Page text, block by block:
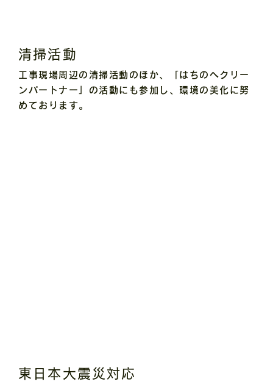
清掃活動
工事現場周辺の清掃活動のほか、「はちのへクリー
ンパートナー」の活動にも参加し、環境の美化に努
めております。
東日本大震災対応